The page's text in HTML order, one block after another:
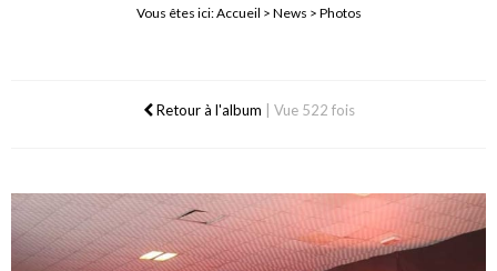
Vous êtes ici:Accueil > News > Photos
Retour à l'album Vue 522 fois